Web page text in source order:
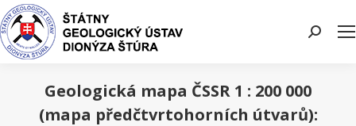
Search:
Geologická mapa ČSSR 1 : 200 000
(mapa předčtvrtohorních útvarů):